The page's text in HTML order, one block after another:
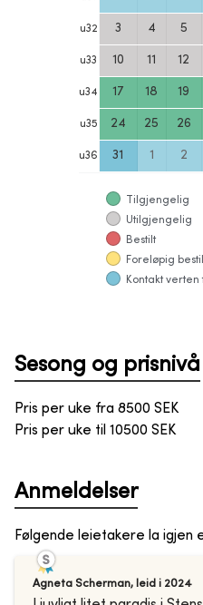
u32 3 4 5
u33 10 11 12
u34 17 18 19
u35 24 25 26
u36 31 1 2
Tilgjengelig
Utilgjengelig
Bestilt
Foreløpig
Kontakt
Sesong og prisnivå
Pris per uke fra 8500 SEK
Pris per uke til 10500 SEK
Anmeldelser
Følgende leietakere la igjen
Agneta Scherman, leid i 2024